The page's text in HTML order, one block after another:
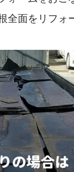
全面をリフォ